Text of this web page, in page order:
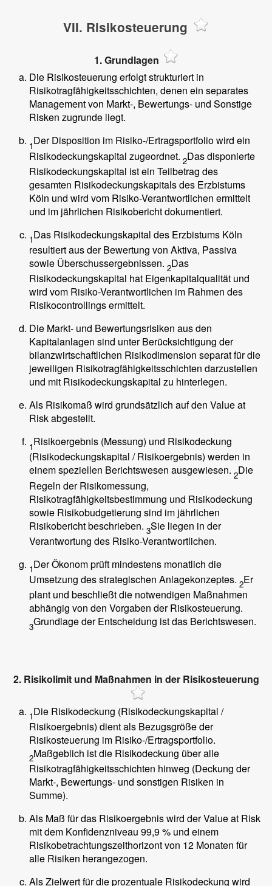
VII. Risikosteuerung
1. Grundlagen
Die Risikosteuerung erfolgt strukturiert in
Risikotragfähigkeitsschichten, denen ein separates
Management von Markt-, Bewertungs- und Sonstige
Risken zugrunde liegt.
1Der Disposition im Risiko-/Ertragsportfolio wird ein
Risikodeckungskapital zugeordnet. 2Das disponierte
Risikodeckungskapital ist ein Teilbetrag des
gesamten Risikodeckungskapitals des Erzbistums
Köln und wird vom Risiko-Verantwortlichen ermittelt
und im jährlichen Risikobericht dokumentiert.
1Das Risikodeckungskapital des Erzbistums Köln
resultiert aus der Bewertung von Aktiva, Passiva
sowie Überschussergebnissen. 2Das
Risikodeckungskapital hat Eigenkapitalqualität und
wird vom Risiko-Verantwortlichen im Rahmen des
Risikocontrollings ermittelt.
Die Markt- und Bewertungsrisiken aus den
Kapitalanlagen sind unter Berücksichtigung der
bilanzwirtschaftlichen Risikodimension separat für die
jeweiligen Risikotragfähigkeitsschichten darzustellen
und mit Risikodeckungskapital zu hinterlegen.
Als Risikomaß wird grundsätzlich auf den Value at
Risk abgestellt.
1Risikoergebnis (Messung) und Risikodeckung
(Risikodeckungskapital / Risikoergebnis) werden in
einem speziellen Berichtswesen ausgewiesen. 2Die
Regeln der Risikomessung,
Risikotragfähigkeitsbestimmung und Risikodeckung
sowie Risikobudgetierung sind im jährlichen
Risikobericht beschrieben. 3Sie liegen in der
Verantwortung des Risiko-Verantwortlichen.
1Der Ökonom prüft mindestens monatlich die
Umsetzung des strategischen Anlagekonzeptes. 2Er
plant und beschließt die notwendigen Maßnahmen
abhängig von den Vorgaben der Risikosteuerung.
3Grundlage der Entscheidung ist das Berichtswesen.
2. Risikolimit und Maßnahmen in der Risikosteuerung
1Die Risikodeckung (Risikodeckungskapital /
Risikoergebnis) dient als Bezugsgröße der
Risikosteuerung im Risiko-/Ertragsportfolio.
2Maßgeblich ist die Risikodeckung über alle
Risikotragfähigkeitsschichten hinweg (Deckung der
Markt-, Bewertungs- und sonstigen Risiken in
Summe).
Als Maß für das Risikoergebnis wird der Value at Risk
mit dem Konfidenzniveau 99,9 % und einem
Risikobetrachtungszeithorizont von 12 Monaten für
alle Risiken herangezogen.
Als Zielwert für die prozentuale Risikodeckung wird